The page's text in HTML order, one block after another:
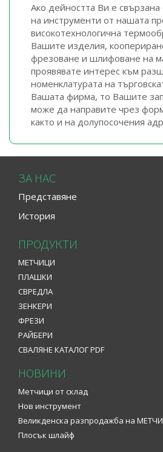
Ако дейността Ви е свързана
на инструменти от нашата
високотехнологична
Вашите изделия,
фрезоване и шлифоване на
проявявате интерес към
номенклатурата на
Вашата фирма, то Вашите
може да направите чрез
както и на долупосочения
ЗА НАС
Представяне
История
ПРОДУКТИ
МЕТЧИЦИ
ПЛАШКИ
СВРЕДЛА
ЗЕНКЕРИ
ФРЕЗИ
РАЙБЕРИ
СВАЛЯНЕ КАТАЛОГ PDF
НОВИНИ
Mетчици от склад
Нов инструмент
Великденска разпродажба на
Плосък шлайф